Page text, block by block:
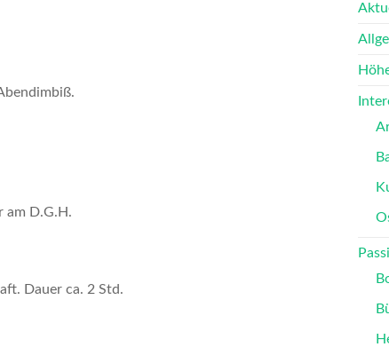
am D.G.H.
Dauer ca. 2 Std.